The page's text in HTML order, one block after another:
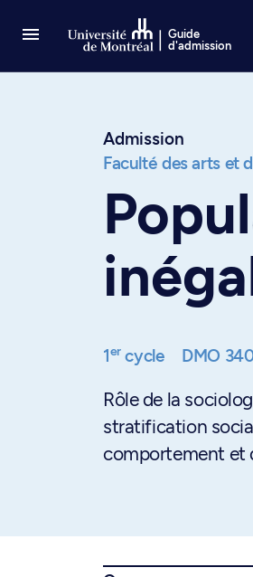
Guide
d'admission
Admission
Faculté des arts et
1ercycle DMO
Rôle de la
stratification
comportement et